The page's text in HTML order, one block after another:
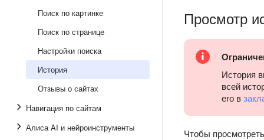
Поиск по картинке
Поиск по странице
Настройки поиска
История
Отзывы о сайтах
Навигация по сайтам
Алиса AI и нейроинструменты
Просмотр
История
всей
его в
Чтобы